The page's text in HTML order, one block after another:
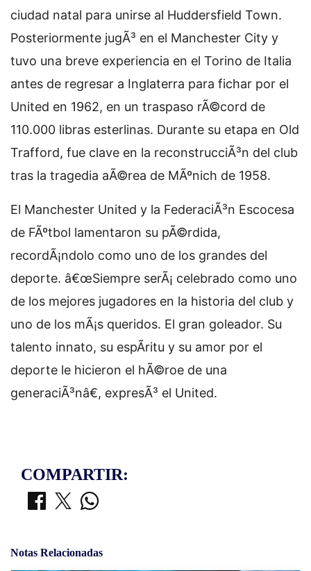
ciudad natal para unirse al Huddersfield Town.
Posteriormente jugÃ³ en el Manchester City y
tuvo una breve experiencia en el Torino de Italia
antes de regresar a Inglaterra para fichar por el
United en 1962, en un traspaso rÃ©cord de
110.000 libras esterlinas. Durante su etapa en Old
Trafford, fue clave en la reconstrucciÃ³n del club
tras la tragedia aÃ©rea de MÃºnich de 1958.
El Manchester United y la FederaciÃ³n Escocesa
de FÃºtbol lamentaron su pÃ©rdida,
recordÃ¡ndolo como uno de los grandes del
deporte. â€œSiempre serÃ¡ celebrado como uno
de los mejores jugadores en la historia del club y
uno de los mÃ¡s queridos. El gran goleador. Su
talento innato, su espÃ­ritu y su amor por el
deporte le hicieron el hÃ©roe de una
generaciÃ³nâ€, expresÃ³ el United.
COMPARTIR:
Notas Relacionadas